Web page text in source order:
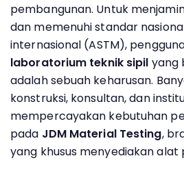
pembangunan. Untuk
dan memenuhi standar
internasional (ASTM),
laboratorium teknik sipil yang
adalah sebuah keharusan.
konstruksi, konsultan, dan
mempercayakan kebutuhan
pada JDM Material Testing,
yang khusus menyediakan alat